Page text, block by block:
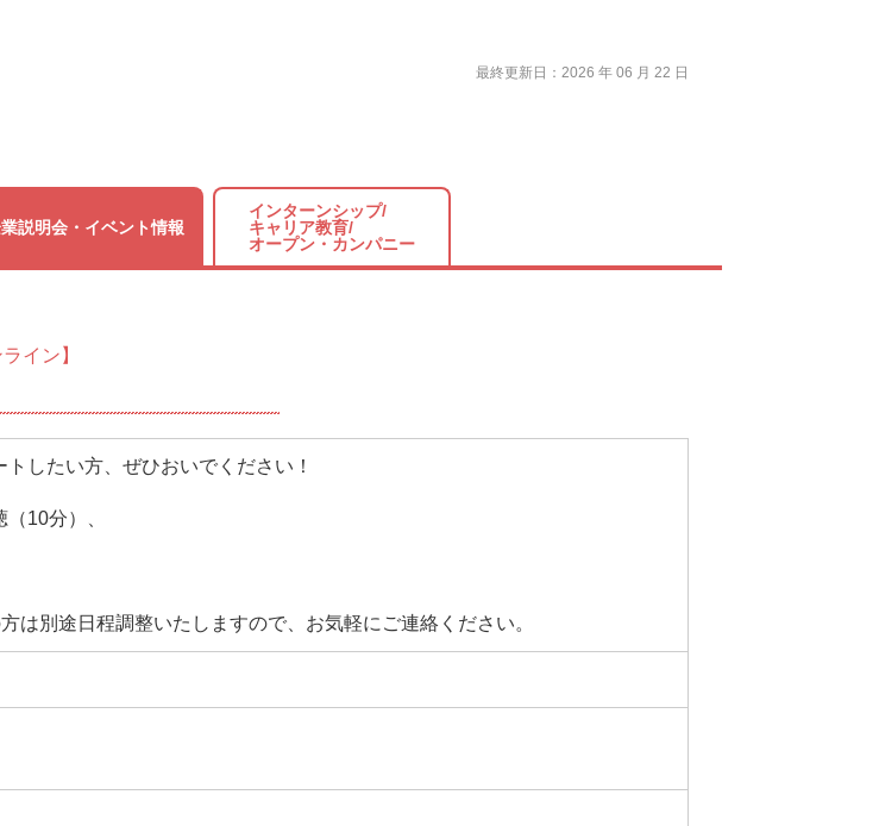
最終更新日：2026 年 06 月 22 日
説明会・ イベント情報
インターンシップ/
キャリア教育/
オープン・カンパニー
イン】
したい方、ぜひおいでください！
10分）、
は別途日程調整いたしますので、お気軽にご連絡ください。